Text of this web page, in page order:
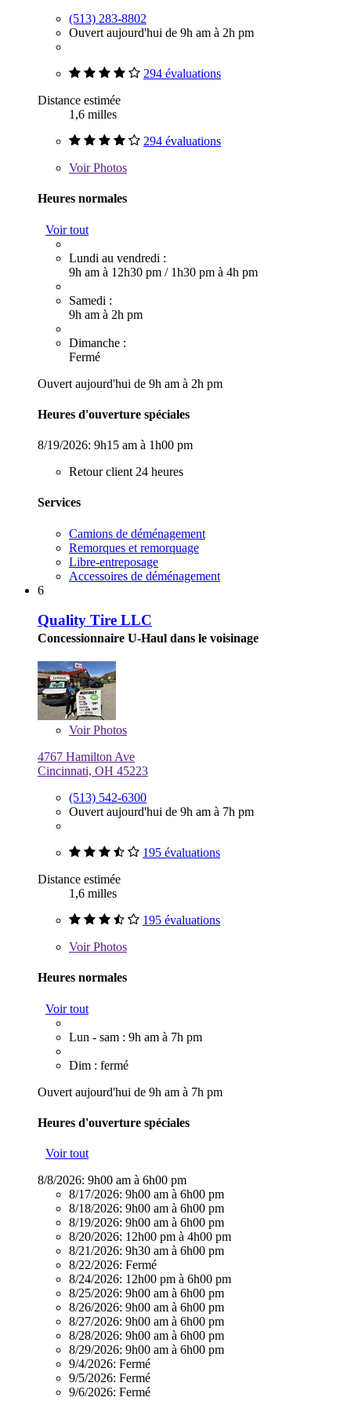
(513) 283-8802
Ouvert aujourd'hui de 9h am à 2h pm
294 évaluations
Distance estimée
1,6 milles
294 évaluations
VoirPhotos
Heures normales
Voir tout
Lundi au vendredi :
9h am à 12h30 pm / 1h30 pm à 4h pm
Samedi :
9h am à 2h pm
Dimanche :
Fermé
Ouvert aujourd'hui de 9h am à 2h pm
Heures d'ouverture spéciales
8/19/2026: 9h15 am à 1h00 pm
Retour client 24 heures
Services
Camions de déménagement
Remorques et remorquage
Libre-entreposage
Accessoires de déménagement
6
Quality Tire LLC
Concessionnaire U-Haul dans le voisinage
VoirPhotos
4767 Hamilton Ave
Cincinnati, OH 45223
(513) 542-6300
Ouvert aujourd'hui de 9h am à 7h pm
195 évaluations
Distance estimée
1,6 milles
195 évaluations
VoirPhotos
Heures normales
Voir tout
Lun - sam : 9h am à 7h pm
Dim : fermé
Ouvert aujourd'hui de 9h am à 7h pm
Heures d'ouverture spéciales
Voir tout
8/8/2026: 9h00 am à 6h00 pm
8/17/2026: 9h00 am à 6h00 pm
8/18/2026: 9h00 am à 6h00 pm
8/19/2026: 9h00 am à 6h00 pm
8/20/2026: 12h00 pm à 4h00 pm
8/21/2026: 9h30 am à 6h00 pm
8/22/2026: Fermé
8/24/2026: 12h00 pm à 6h00 pm
8/25/2026: 9h00 am à 6h00 pm
8/26/2026: 9h00 am à 6h00 pm
8/27/2026: 9h00 am à 6h00 pm
8/28/2026: 9h00 am à 6h00 pm
8/29/2026: 9h00 am à 6h00 pm
9/4/2026: Fermé
9/5/2026: Fermé
9/6/2026: Fermé